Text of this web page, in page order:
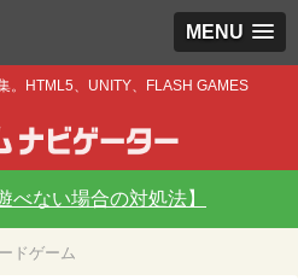
MENU
。HTML5、UNITY、FLASH GAMES
べない場合の対処法】
ドゲーム